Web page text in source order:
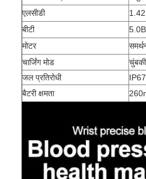
एलसीडी
बीटी
मोटर
चार्जिंग मोड
जल प्रतिरोधी
बैटरी क्षमता